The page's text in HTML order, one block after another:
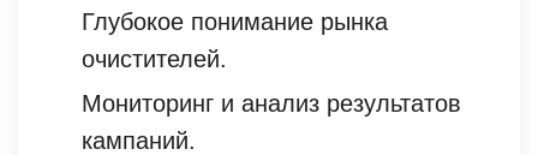
Глубокое понимание рынка
очистителей.
Мониторинг и анализ результатов
кампаний.